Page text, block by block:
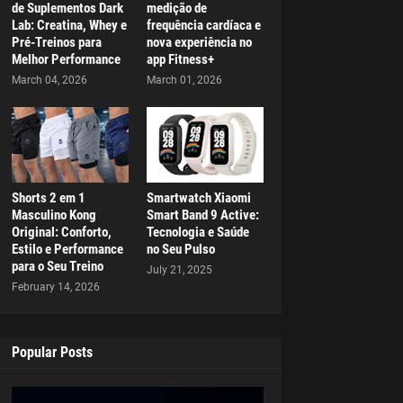
de Suplementos Dark
Lab: Creatina, Whey e
Pré-Treinos para
Melhor Performance
March 04, 2026
medição de
frequência cardíaca e
nova experiência no
app Fitness+
March 01, 2026
Shorts 2 em 1
Masculino Kong
Original: Conforto,
Estilo e Performance
para o Seu Treino
February 14, 2026
Smartwatch Xiaomi
Smart Band 9 Active:
Tecnologia e Saúde
no Seu Pulso
July 21, 2025
Popular Posts